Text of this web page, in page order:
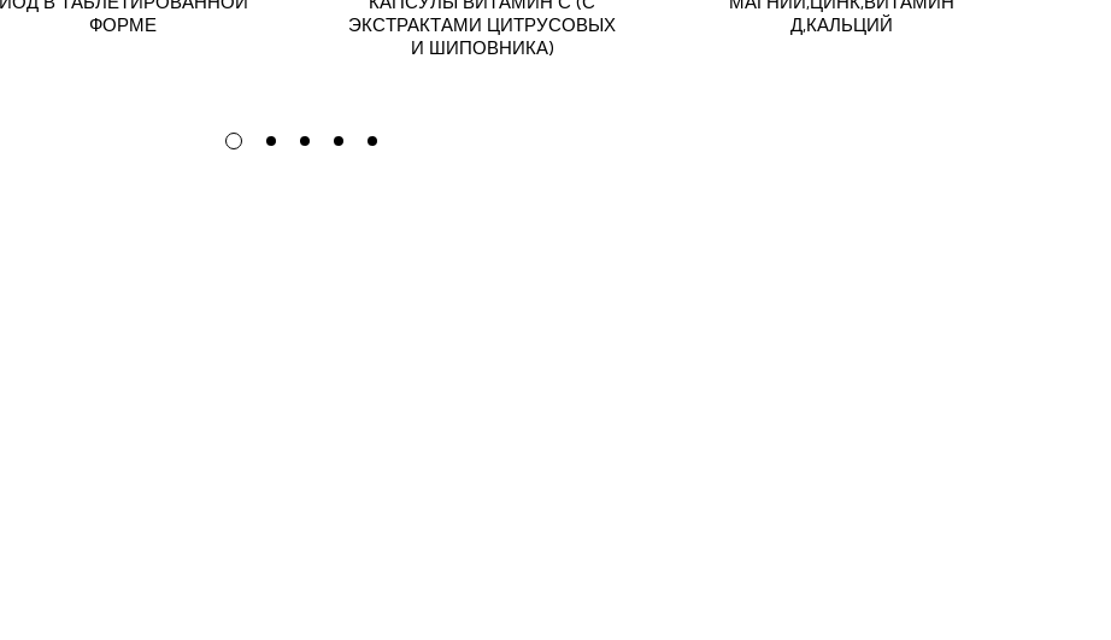
ФОРМЕ
ЭКСТРАКТАМИ ЦИТРУСОВЫХ
И ШИПОВНИКА)
Д,КАЛЬЦИЙ